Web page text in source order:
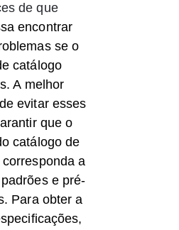
de que
encontrar
se o
catálogo
A melhor
evitar esses
que o
catálogo de
corresponda a
e pré-
Para obter a